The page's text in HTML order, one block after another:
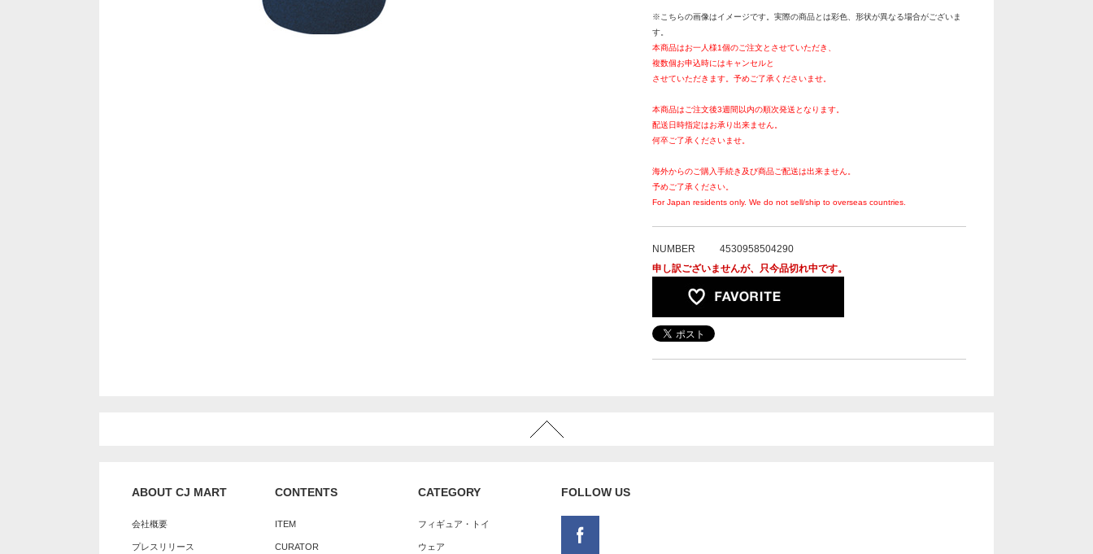
※こちらの画像はイメージです。実際の商品とは彩色、形状が異なる場合がございま
す。
本商品はお一人様1個のご注文とさせていただき、
複数個お申込時にはキャンセルと
させていただきます。予めご了承くださいませ。
本商品はご注文後3週間以内の順次発送となります。
配送日時指定はお承り出来ません。
何卒ご了承くださいませ。
海外からのご購入手続き及び商品ご配送は出来ません。
予めご了承ください。
For Japan residents only. We do not sell/ship to overseas countries.
NUMBER
4530958504290
申し訳ございませんが、只今品切れ中です。
ABOUT CJ MART
会社概要
プレスリリース
CONTENTS
ITEM
CURATOR
CATEGORY
フィギュア・トイ
ウェア
FOLLOW US